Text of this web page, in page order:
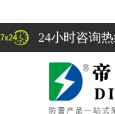
24小时咨询